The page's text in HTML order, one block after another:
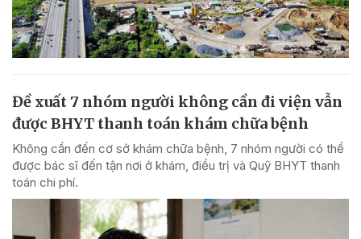
Đề xuất 7 nhóm người không cần đi viện vẫn
được BHYT thanh toán khám chữa bệnh
Không cần đến cơ sở khám chữa bệnh, 7 nhóm người có thể
được bác sĩ đến tận nơi ở khám, điều trị và Quỹ BHYT thanh
toán chi phí.